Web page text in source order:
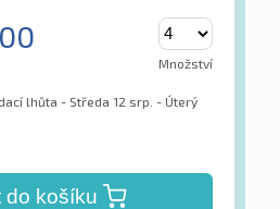
Množství
lhůta - Středa 12 srp. - Úterý
do košíku